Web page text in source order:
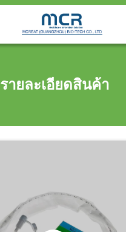
รายละเอียดสินค้า